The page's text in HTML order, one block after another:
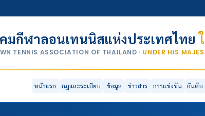
มกีฬาลอนเทนนิสแห่งประเทศไทย
TENNIS ASSOCIATION OF THAILAND · UNDER HIS
หน้าแรก กฎและระเบียบ ข้อมูล ข่าวสาร การแข่งขัน อันดับ